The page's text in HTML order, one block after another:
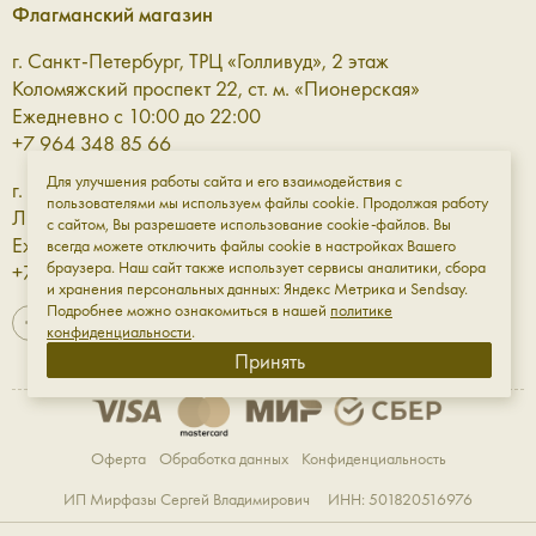
те самые качества, которые мы так ценим в Aprell и наших
маленьких женских сумках.
Модные маленькие сумки для
выразительности в малом.
Сумка, даже самая маленькая, может оказаться в центре
внимания и стать главной героиней вашего образа.
Особенно — если она из гладкой или тактильной
натуральной кожи, с выразительными дизайн-элементами,
красивыми застёжками и удобными ручками. Среди
4630— аккуратная сумка из мягкой кожи в
компактном формате — чтобы брать с собой на
прогулки или вечера с друзьями.
W5102 — глянцевая кожа, словно покрытая
глазурью — идеальна для свиданий или выходов в
Флагманский магазин
г. Санкт-Петербург, ТРЦ «Голливуд», 2 этаж
Коломяжский проспект 22, ст. м. «Пионерская»
Ежедневно с 10:00 до 22:00
+7 964 348 85 66
г. Санкт-Петербург, ТРЦ «Галерея» 3 этаж
Лиговский проспект, 30а, ст. м. «Площадь Восстания»
Ежедневно с 10:00 до 23:00
+7 961 811-18-98
Оферта Обработка данных
Конфиденциальность
ИП Мирфазы Сергей Владимирович ИНН: 501820516976
Для улучшения работы сайта и его взаимодействия с
пользователями мы используем файлы cookie. Продолжая работу
с сайтом, Вы разрешаете использование cookie-файлов. Вы
всегда можете отключить файлы cookie в настройках Вашего
браузера. Наш сайт также использует сервисы аналитики, сбора
и хранения персональных данных: Яндекс Метрика и Sendsay.
Подробнее можно ознакомиться в нашей политике
конфиденциальности.
Принять